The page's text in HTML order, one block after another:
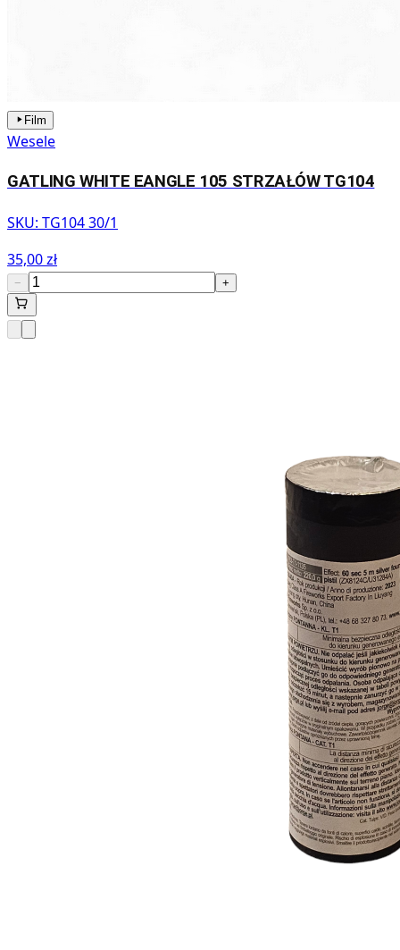
Film
Wesele
GATLING WHITE EANGLE 105 STRZAŁÓW TG104
SKU: TG104 30/1
35,00 zł
− +